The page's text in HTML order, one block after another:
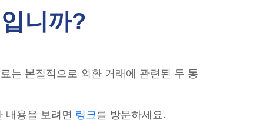
니까?
는 본질적으로 외환 거래에 관련된 두 통
내용을 보려면 링크를 방문하세요.